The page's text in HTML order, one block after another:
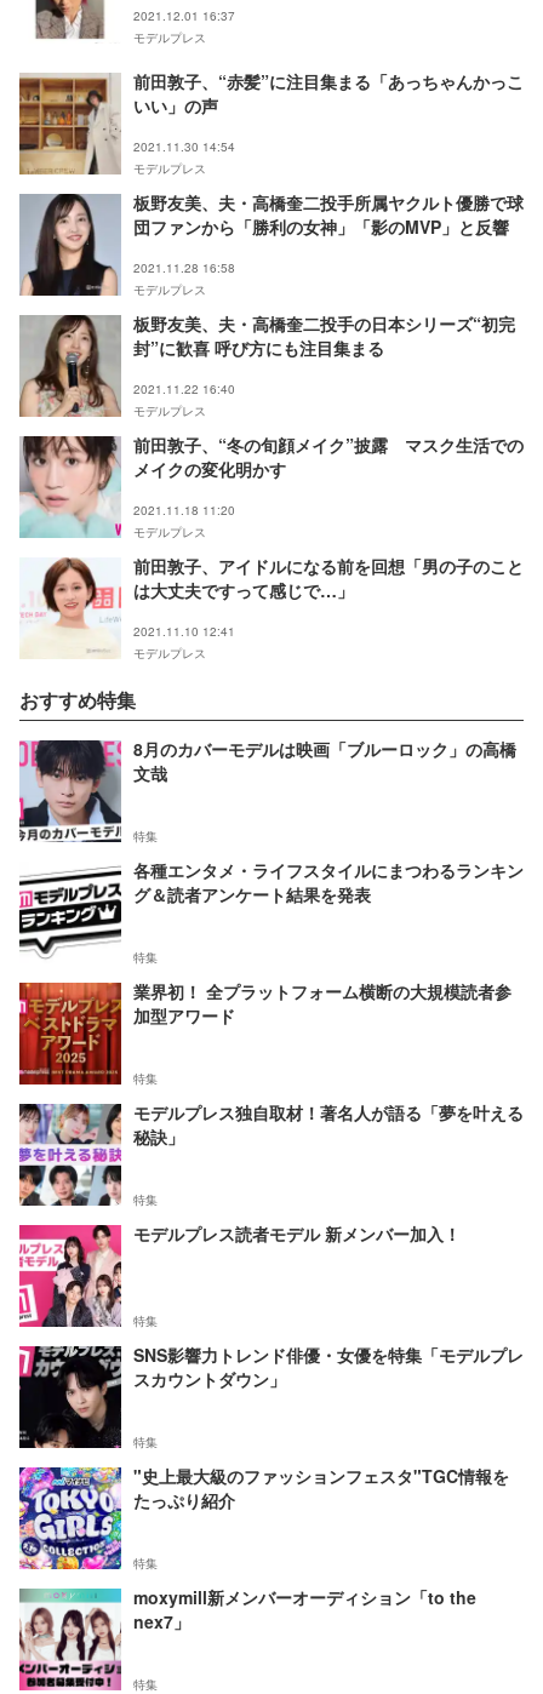
2021.12.01 16:37
モデルプレス
前田敦子、“赤髪”に注目集まる「あっちゃんかっこ
いい」の声
2021.11.30 14:54
モデルプレス
板野友美、夫・高橋奎二投手所属ヤクルト優勝で球
団ファンから「勝利の女神」「影のMVP」と反響
2021.11.28 16:58
モデルプレス
板野友美、夫・高橋奎二投手の日本シリーズ“初完
封”に歓喜 呼び方にも注目集まる
2021.11.22 16:40
モデルプレス
前田敦子、“冬の旬顔メイク”披露 マスク生活での
メイクの変化明かす
2021.11.18 11:20
モデルプレス
前田敦子、アイドルになる前を回想「男の子のこと
は大丈夫ですって感じで…」
2021.11.10 12:41
モデルプレス
おすすめ特集
8月のカバーモデルは映画「ブルーロック」の高橋
文哉
特集
各種エンタメ・ライフスタイルにまつわるランキン
グ＆読者アンケート結果を発表
特集
業界初！ 全プラットフォーム横断の大規模読者参
加型アワード
特集
モデルプレス独自取材！著名人が語る「夢を叶える
秘訣」
特集
モデルプレス読者モデル 新メンバー加入！
特集
SNS影響力トレンド俳優・女優を特集「モデルプレ
スカウントダウン」
特集
"史上最大級のファッションフェスタ"TGC情報を
たっぷり紹介
特集
moxymill新メンバーオーディション「to the
nex7」
特集